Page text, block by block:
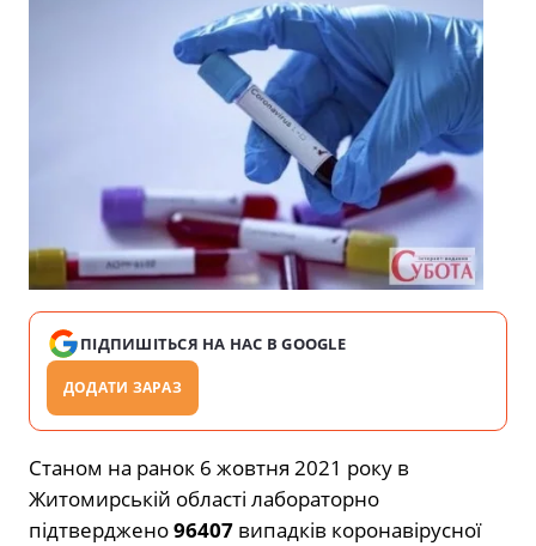
ПІДПИШІТЬСЯ НА НАС В GOOGLE
ДОДАТИ ЗАРАЗ
Станом на ранок 6 жовтня 2021 року в
Житомирській області лабораторно
підтверджено96407 випадків коронавірусної